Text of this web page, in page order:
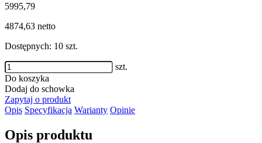
5995,79
4874,63 netto
Dostępnych: 10 szt.
szt.
Do koszyka
Dodaj do schowka
Zapytaj o produkt
Opis Specyfikacja Warianty Opinie
Opis produktu